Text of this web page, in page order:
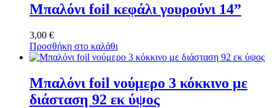
Μπαλόνι foil κεφάλι γουρούνι 14”
3,00 €
Προσθήκη στο καλάθι
Μπαλόνι foil νούμερο 3 κόκκινο με
διάσταση 92 εκ ύψος